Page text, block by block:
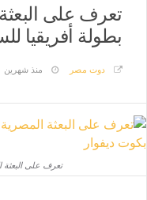
تعرف على
بطولة أفريقيا
دوت مصر منذ شهرين
تعرف على البعثة